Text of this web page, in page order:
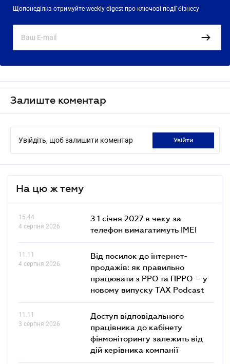
Щопонеділка отримуйте weekly-digest про ключові події бізнесу
Залиште коментар
Увійдіть, щоб залишити коментар увійти
На цю ж тему
15.44
4 серпня 2026
З 1 січня 2027 в чеку за
телефон вимагатимуть IMEI
11.11
4 серпня 2026
Від посилок до інтернет-
продажів: як правильно
працювати з РРО та ПРРО – у
новому випуску TAX Podcast
11.11
3 серпня 2026
Доступ відповідального
працівника до кабінету
фінмоніторингу залежить від
дій керівника компанії